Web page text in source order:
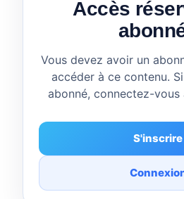
Accès
Vous devez avoir un
accéder à ce contenu.
abonné, connectez-
S'inscrire